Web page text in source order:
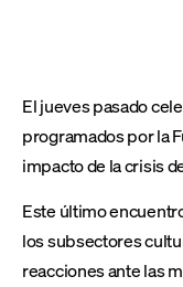
El jueves pasado
programados por la
impacto de la crisis
Este último
los subsectores
reacciones ante las